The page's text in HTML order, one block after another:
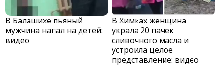
В Балашихе пьяный
мужчина напал на детей:
видео
В Химках женщина
украла 20 пачек
сливочного масла и
устроила целое
представление: видео